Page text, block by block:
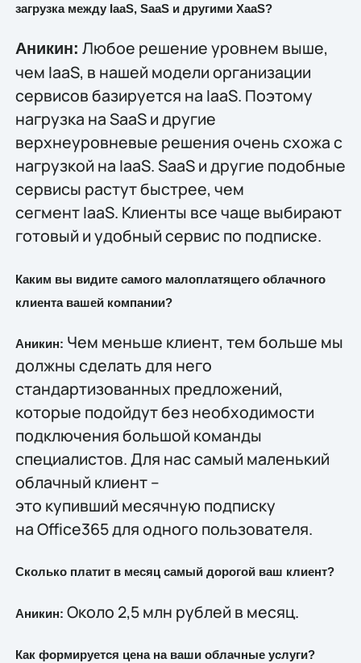
загрузка между IaaS, SaaS и другими XaaS?
Аникин: Любое решение уровнем выше,
чем IaaS, в нашей модели организации
сервисов базируется на IaaS. Поэтому
нагрузка на SaaS и другие
верхнеуровневые решения очень схожа с
нагрузкой на IaaS. SaaS и другие подобные
сервисы растут быстрее, чем
сегмент IaaS. Клиенты все чаще выбирают
готовый и удобный сервис по подписке.
Каким вы видите самого малоплатящего облачного
клиента вашей компании?
Аникин: Чем меньше клиент, тем больше мы
должны сделать для него
стандартизованных предложений,
которые подойдут без необходимости
подключения большой команды
специалистов. Для нас самый маленький
облачный клиент –
это купивший месячную подписку
на Office365 для одного пользователя.
Сколько платит в месяц самый дорогой ваш клиент?
Аникин: Около 2,5 млн рублей в месяц.
Как формируется цена на ваши облачные услуги?